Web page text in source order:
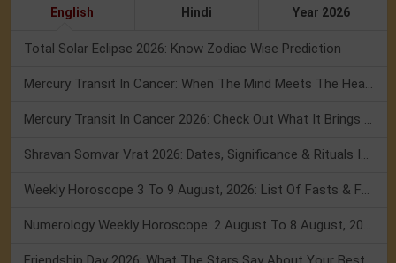
English Hindi Year 2026
Total Solar Eclipse 2026: Know Zodiac Wise Prediction